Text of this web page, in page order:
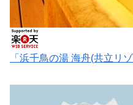
「浜千鳥の湯 海舟(共立リゾ